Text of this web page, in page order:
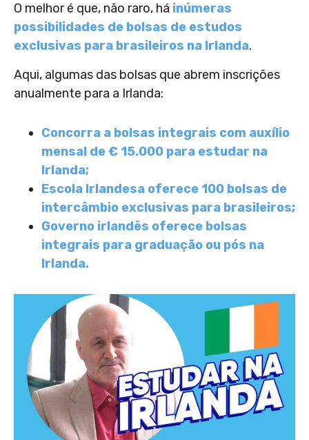
O melhor é que, não raro, há inúmeras
possibilidades de bolsas de estudos
exclusivas para brasileiros na Irlanda.
Aqui, algumas das bolsas que abrem inscrições
anualmente para a Irlanda:
Concorra a bolsas integrais com auxílio
mensal de € 15.000 para estudar na
Irlanda;
Escola Irlandesa oferece 100 bolsas de
intercâmbio exclusivas para brasileiros;
Governo irlandês oferece bolsas
integrais para graduação ou pós na
Irlanda.